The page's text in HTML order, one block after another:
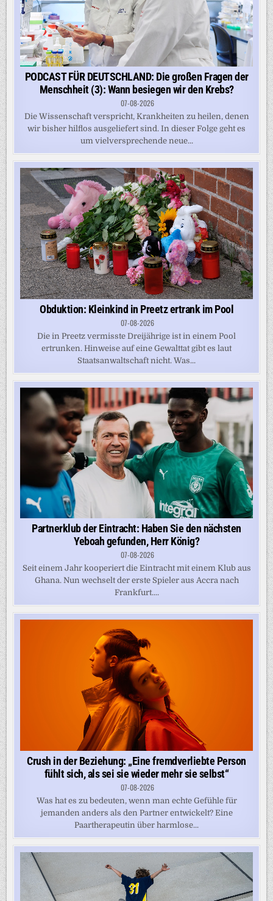
PODCAST FÜR DEUTSCHLAND: Die großen Fragen der
Menschheit (3): Wann besiegen wir den Krebs?
07-08-2026
Die Wissenschaft verspricht, Krankheiten zu heilen, denen
wir bisher hilflos ausgeliefert sind. In dieser Folge geht es
um vielversprechende neue...
Obduktion: Kleinkind in Preetz ertrank im Pool
07-08-2026
Die in Preetz vermisste Dreijährige ist in einem Pool
ertrunken. Hinweise auf eine Gewalttat gibt es laut
Staatsanwaltschaft nicht. Was...
Partnerklub der Eintracht: Haben Sie den nächsten
Yeboah gefunden, Herr König?
07-08-2026
Seit einem Jahr kooperiert die Eintracht mit einem Klub aus
Ghana. Nun wechselt der erste Spieler aus Accra nach
Frankfurt....
Crush in der Beziehung: „Eine fremdverliebte Person
fühlt sich, als sei sie wieder mehr sie selbst“
07-08-2026
Was hat es zu bedeuten, wenn man echte Gefühle für
jemanden anders als den Partner entwickelt? Eine
Paartherapeutin über harmlose...